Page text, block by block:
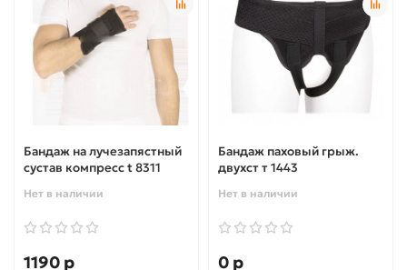
Бандаж на лучезапястный
сустав компресс t 8311
Нет в наличии
1190 р
Бандаж паховый грыж.
двухст т 1443
Нет в наличии
0 р